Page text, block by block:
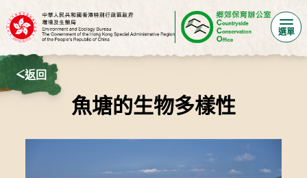
選單
返回
魚塘的生物多樣性